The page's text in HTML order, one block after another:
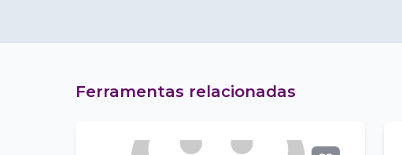
Ferramentas relacionadas